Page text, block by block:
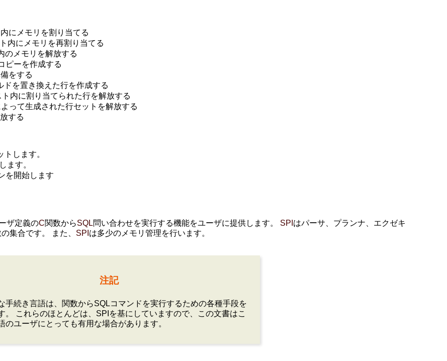
にメモリを割り当てる
内にメモリを再割り当てる
のメモリを解放する
ピーを作成する
をする
を置き換えた行を作成する
内に割り当てられた行を解放する
って生成された行セットを解放する
する
します。
ます。
を開始します
ザ定義のC関数からSQL問い合わせを実行する機能をユーザに提供します。 SPI はパーサ、プランナ、エクゼキ
集合です。 また、 SPI は多少のメモリ管理を行います。
注記
手続き言語は、関数からSQLコマンドを実行するための各種手段を
。 これらのほとんどは、SPIを基にしていますので、この文書はこ
のユーザにとっても有用な場合があります。